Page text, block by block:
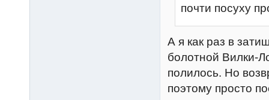
почти посуху
А я как раз в
болотной Вилки-
полилось. Но
поэтому просто